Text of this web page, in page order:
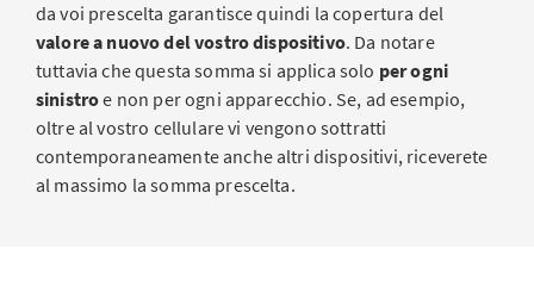
da voi prescelta garantisce quindi la copertura del
valore a nuovo del vostro dispositivo. Da notare
tuttavia che questa somma si applica solo per ogni
sinistroe non per ogni apparecchio. Se, ad esempio,
oltre al vostro cellulare vi vengono sottratti
contemporaneamente anche altri dispositivi, riceverete
al massimo la somma prescelta.